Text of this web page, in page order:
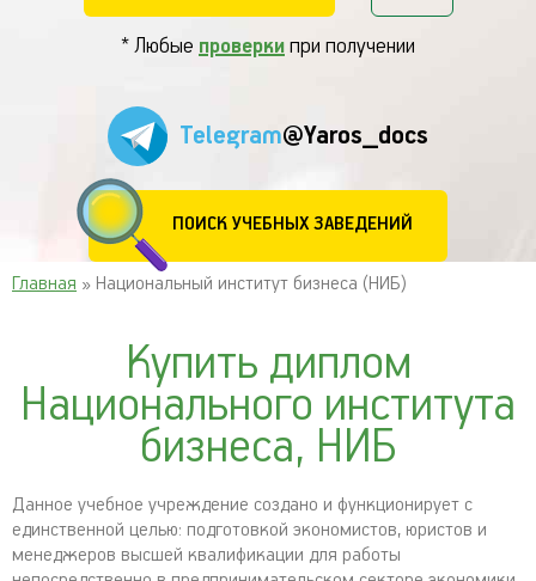
* Любые проверки при получении
Telegram@Yaros_docs
ПОИСК УЧЕБНЫХ ЗАВЕДЕНИЙ
Главная » Национальный институт бизнеса (НИБ)
Купить диплом
Национального института
бизнеса, НИБ
Данное учебное учреждение создано и функционирует с
единственной целью: подготовкой экономистов, юристов и
менеджеров высшей квалификации для работы